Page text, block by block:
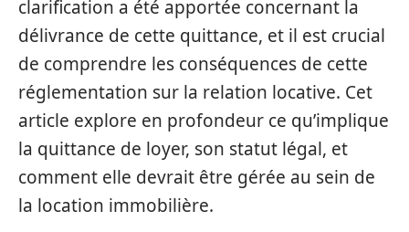
clarification a été apportée concernant la
délivrance de cette quittance, et il est crucial
de comprendre les conséquences de cette
réglementation sur la relation locative. Cet
article explore en profondeur ce qu’implique
la quittance de loyer, son statut légal, et
comment elle devrait être gérée au sein de
la location immobilière.